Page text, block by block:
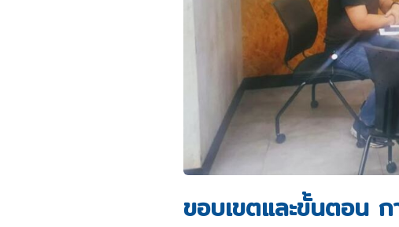
ขอบเขตและขั้นตอน ก